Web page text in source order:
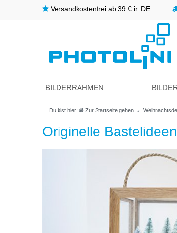
Versandkostenfrei ab 39 € in DE
BILDERRAHMEN
Du bist hier: Zur Startseite gehen
Originelle